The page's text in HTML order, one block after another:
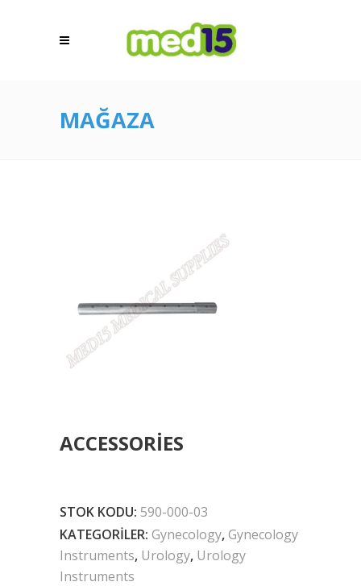
MAĞAZA
ACCESSORIES
STOK KODU: 590-000-03
KATEGORILER: Gynecology,Gynecology
Instruments, Urology, Urology
Instruments